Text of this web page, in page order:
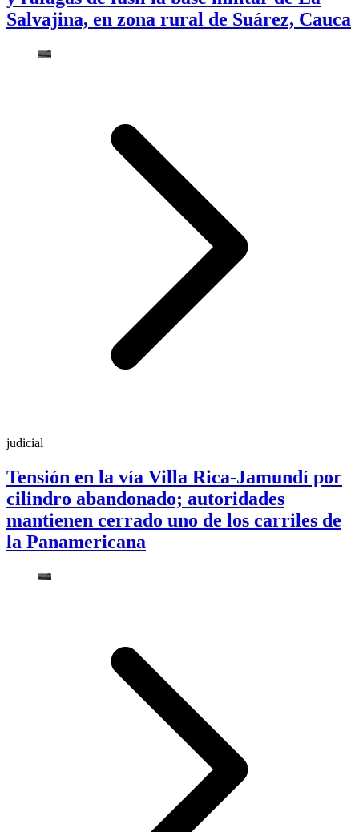
Salvajina, en zona rural de Suárez, Cauca
judicial
Tensión en la vía Villa Rica-Jamundí por
cilindro abandonado; autoridades
mantienen cerrado uno de los carriles de
la Panamericana